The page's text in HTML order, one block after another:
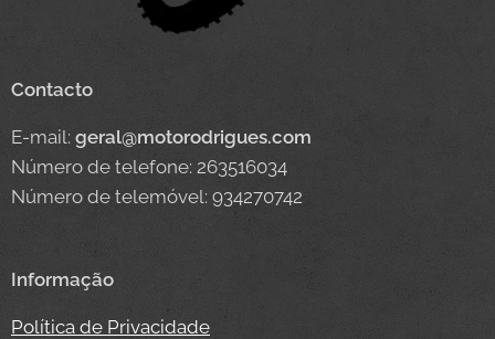
Contacto
E-mail: geral@motorodrigues.com
Número de telefone: 263516034
Número de telemóvel: 934270742
Informação
Política de Privacidade